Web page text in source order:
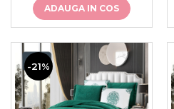
ADAUGA IN COS
-21%